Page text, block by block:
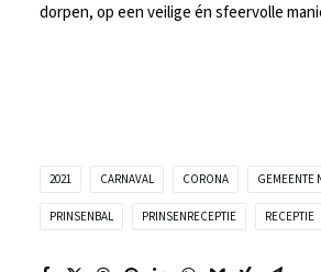
dorpen, op een veilige én sfeervolle
2021 CARNAVAL CORONA GEMEENTE
PRINSENBAL PRINSENRECEPTIE RECEPTIE